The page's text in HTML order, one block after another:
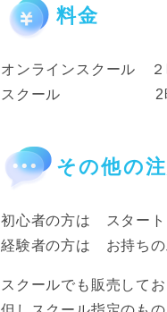
料金
オンラインスク
スクール 2時間
その他の
初心者の方は スタート
経験者の方は お持ちの
スクールでも販売して